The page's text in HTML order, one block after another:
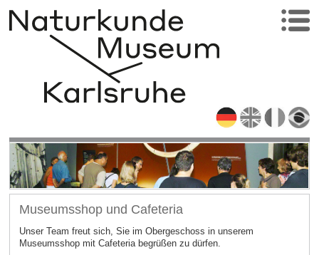
Museumsshop und Cafeteria
Unser Team freut sich, Sie im Obergeschoss in unserem
Museumsshop mit Cafeteria begrüßen zu dürfen.